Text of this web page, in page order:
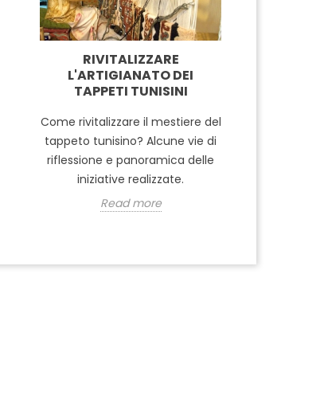
RIVITALIZZARE
L'ARTIGIANATO DEI
TAPPETI TUNISINI
Come rivitalizzare il mestiere del
tappeto tunisino? Alcune vie di
riflessione e panoramica delle
iniziative realizzate.
Read more